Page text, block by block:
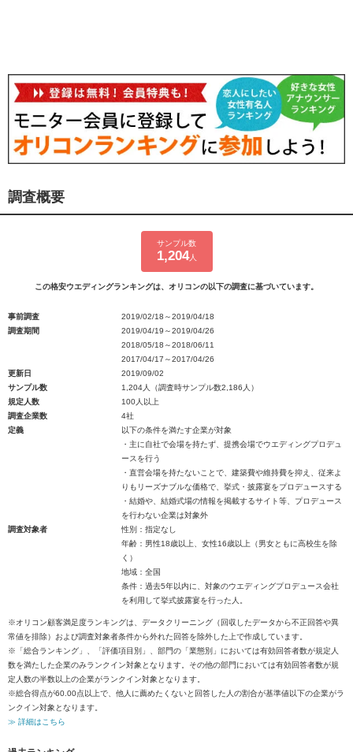
調査概要
サンプル数
1,204人
この格安ウエディングランキングは、オリコンの以下の調査に基づいています。
事前調査
2019/02/18～2019/04/18
調査期間
2019/04/19～2019/04/26
2018/05/18～2018/06/11
2017/04/17～2017/04/26
更新日
2019/09/02
サンプル数
1,204人（調査時サンプル数2,186人）
規定人数
100人以上
調査企業数
4社
定義
以下の条件を満たす企業が対象
・主に自社で会場を持たず、提携会場でウエディングプロデュ
ースを行う
・直営会場を持たないことで、建築費や維持費を抑え、従来よ
りもリーズナブルな価格で、挙式・披露宴をプロデュースする
・結婚や、結婚式場の情報を掲載するサイト等、プロデュース
を行わない企業は対象外
調査対象者
性別：指定なし
年齢：男性18歳以上、女性16歳以上（男女ともに高校生を除
く）
地域：全国
条件：過去5年以内に、対象のウエディングプロデュース会社
を利用して挙式披露宴を行った人。
※オリコン顧客満足度ランキングは、データクリーニング（回収したデータから不正回答や異
常値を排除）および調査対象者条件から外れた回答を除外した上で作成しています。
※「総合ランキング」、「評価項目別」、部門の「業態別」においては有効回答者数が規定人
数を満たした企業のみランクイン対象となります。その他の部門においては有効回答者数が規
定人数の半数以上の企業がランクイン対象となります。
※総合得点が60.00点以上で、他人に薦めたくないと回答した人の割合が基準値以下の企業がラ
ンクイン対象となります。
≫ 詳細はこちら